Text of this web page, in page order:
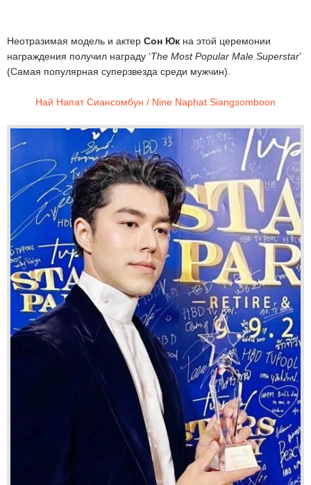
Неотразимая модель и актер Сон Юк на этой церемонии
награждения получил награду ‘The Most Popular Male Superstar’
(Самая популярная суперзвезда среди мужчин).
Най Напат Сиансомбун / Nine Naphat Siangsomboon